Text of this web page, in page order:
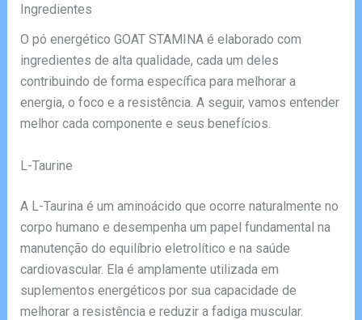
Ingredientes
O pó energético GOAT STAMINA é elaborado com
ingredientes de alta qualidade, cada um deles
contribuindo de forma específica para melhorar a
energia, o foco e a resistência. A seguir, vamos entender
melhor cada componente e seus benefícios.
L-Taurine
A L-Taurina é um aminoácido que ocorre naturalmente no
corpo humano e desempenha um papel fundamental na
manutenção do equilíbrio eletrolítico e na saúde
cardiovascular. Ela é amplamente utilizada em
suplementos energéticos por sua capacidade de
melhorar a resistência e reduzir a fadiga muscular.